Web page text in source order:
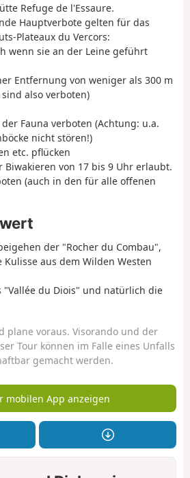
Refuge de l'Essaure.
Hauptverbote gelten für das
Plateaux du Vercors:
wenn sie an der Leine geführt
Entfernung von weniger als 300 m
also verboten)
Fauna verboten (Achtung: u.a.
nicht stören!)
etc. pflücken
Biwakieren von 17 bis 9 Uhr erlaubt.
(auch in den für alle offenen
der "Rocher du Combau",
aus dem Wilden Westen
"Vallée du Diois" und natürlich die
plane voraus. Visorando und der
Tour können im Falle eines Unfalls
gemacht werden.
mobilen App anzeigen